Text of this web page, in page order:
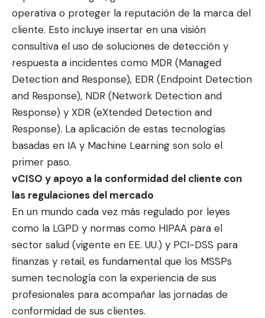
operativa o proteger la reputación de la marca del
cliente. Esto incluye insertar en una visión
consultiva el uso de soluciones de detección y
respuesta a incidentes como MDR (Managed
Detection and Response), EDR (Endpoint Detection
and Response), NDR (Network Detection and
Response) y XDR (eXtended Detection and
Response). La aplicación de estas tecnologías
basadas en IA y Machine Learning son solo el
primer paso.
vCISO y apoyo a la conformidad del cliente con
las regulaciones del mercado
En un mundo cada vez más regulado por leyes
como la LGPD y normas como HIPAA para el
sector salud (vigente en EE. UU.) y PCI-DSS para
finanzas y retail, es fundamental que los MSSPs
sumen tecnología con la experiencia de sus
profesionales para acompañar las jornadas de
conformidad de sus clientes.